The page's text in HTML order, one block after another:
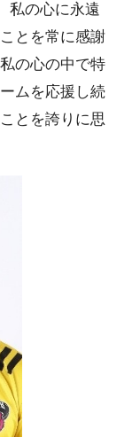
私の心に永遠
とを常に感謝
の心の中で特
ムを応援し続
とを誇りに思